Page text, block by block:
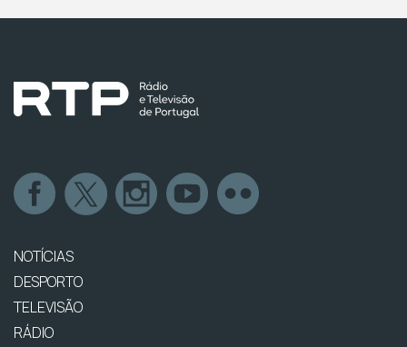
NOTÍCIAS
DESPORTO
TELEVISÃO
RÁDIO